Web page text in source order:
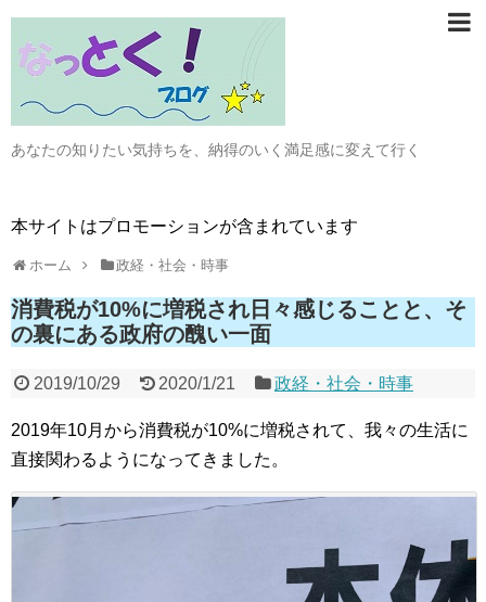
あなたの知りたい気持ちを、納得のいく満足感に変えて行く
本サイトはプロモーションが含まれています
ホーム 政経・社会・時事
消費税が10%に増税され日々感じることと、そ
の裏にある政府の醜い一面
2019/10/29 2020/1/21 政経・社会・時事
2019年10月から消費税が10%に増税されて、我々の生活に
直接関わるようになってきました。